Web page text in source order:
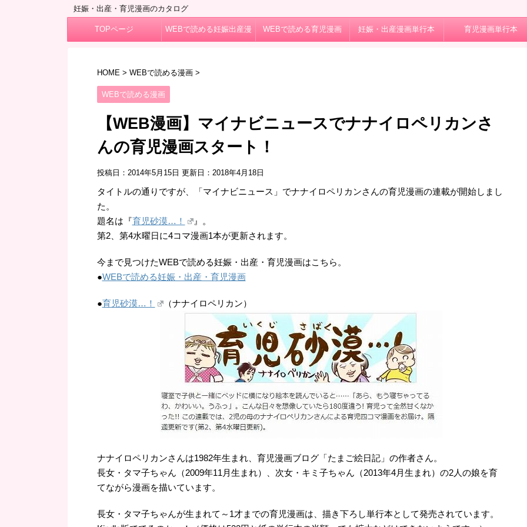
妊娠・出産・育児漫画のカタログ
TOPページ WEBで読める妊娠出産漫 WEBで読める育児漫画 妊娠・出産漫画単行本 育児漫画単行本
HOME> WEBで読める漫画 >
WEBで読める漫画
【WEB漫画】マイナビニュースでナナイロペリカンさ
んの育児漫画スタート！
投稿日：2014年5月15日 更新日： 2018年4月18日
タイトルの通りですが、「マイナビニュース」でナナイロペリカンさんの育児漫画の連載が開始しまし
た。
題名は『育児砂漠…！
』。
第2、第4水曜日に4コマ漫画1本が更新されます。
今まで見つけたWEBで読める妊娠・出産・育児漫画はこちら。
●WEBで読める妊娠・出産・育児漫画
●育児砂漠…！ （ナナイロペリカン）
ナナイロペリカンさんは1982年生まれ、育児漫画ブログ「たまご絵日記」の作者さん。
長女・タマ子ちゃん（2009年11月生まれ）、次女・キミ子ちゃん（2013年4月生まれ）の2人の娘を育
てながら漫画を描いています。
長女・タマ子ちゃんが生まれて～1才までの育児漫画は、描き下ろし単行本として発売されています。